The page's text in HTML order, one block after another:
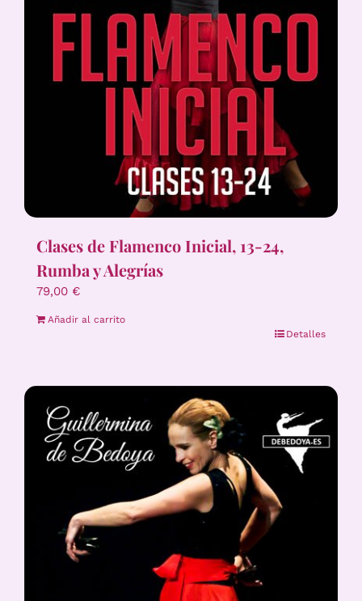
Clases de Flamenco Inicial, 13-24,
Rumba y Alegrías
79,00 €
Añadir al carrito
Detalles